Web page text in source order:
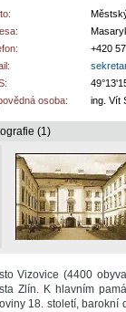
+420
osoba:
ing. Vít
(1)
Vizovice (4400
Zlín. K hlavním
18. století, barokní